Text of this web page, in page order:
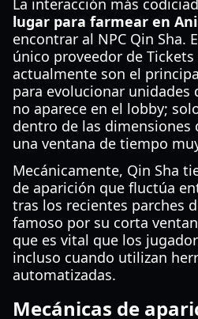
La interacción más
lugar para farmear en
encontrar al NPC Qin Sha.
único proveedor de
actualmente son el
para evolucionar unidades
no aparece en el lobby;
dentro de las
una ventana de tiempo
Mecánicamente, Qin Sha
de aparición que fluctúa
tras los recientes parches
famoso por su corta
que es vital que los
incluso cuando utilizan
automatizadas.
Mecánicas de